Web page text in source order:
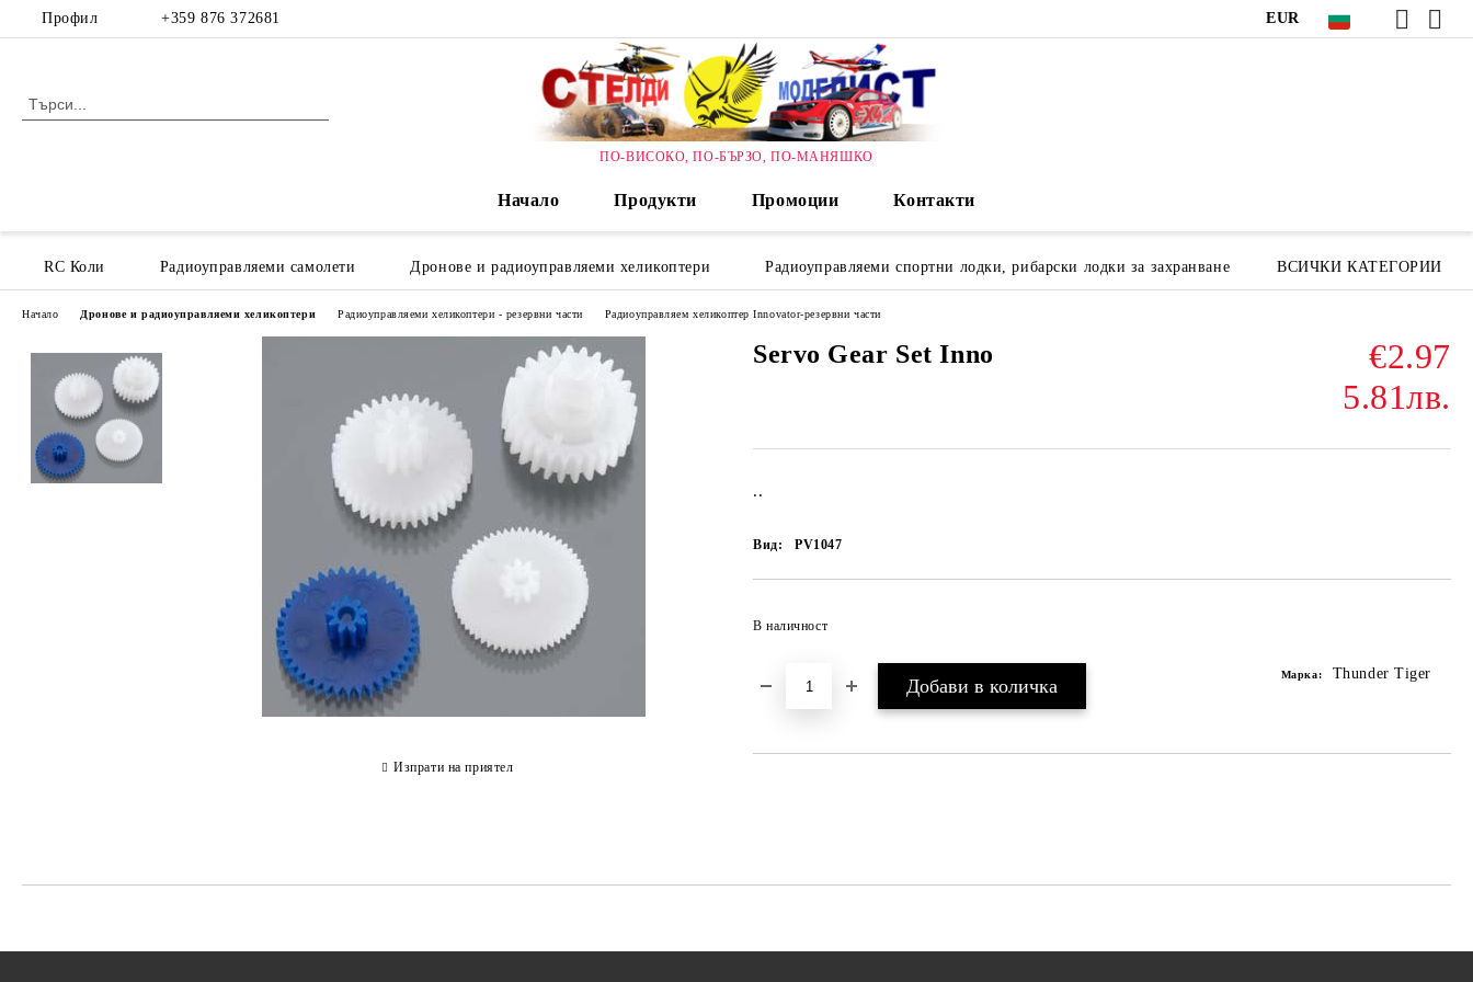
Профил +359 876 372681 EUR
ПО-ВИСОКО, ПО-БЪРЗО, ПО-МАНЯШКО
Начало Продукти Промоции Контакти
RC Коли Радиоуправляеми самолети Дронове и радиоуправляеми хеликоптери Радиоуправляеми спортни лодки, рибарски лодки за захранване ВСИЧКИ КАТЕГОРИИ
Начало Дронове и радиоуправляеми хеликоптери Радиоуправляеми хеликоптери - резервни части Радиоуправляем хеликоптер Innovator-резервни части
Servo Gear Set Inno
€2.97
5.81лв.
..
Вид: PV1047
В наличност
Марка: Thunder Tiger
Изпрати на приятел